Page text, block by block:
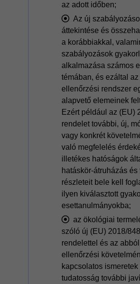
az adott időben;
Az új
áttekintése és
a korábbiakkal,
szabályozások
alkalmazása számos
témában, és ezáltal
ellenőrzési rendszer
alapvető elemeinek
Ezért például az (EU)
rendelet további, új,
vagy konkrét
való megfelelés
illetékes hatóságok
hatáskör-átruházás
részleteit bele kell
ilyen kiválasztott
esettanulmányokba;
az ökológiai
szóló új (EU) 2018/848
rendelettel és az
ellenőrzési
kapcsolatos ismeretek
tudatosság további